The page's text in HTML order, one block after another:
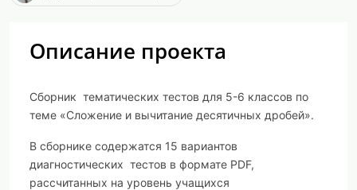
Описание проекта
Сборник тематических тестов для 5-6 классов по
теме «Сложение и вычитание десятичных дробей».
В сборнике содержатся 15 вариантов
диагностических тестов в формате PDF,
рассчитанных на уровень учащихся